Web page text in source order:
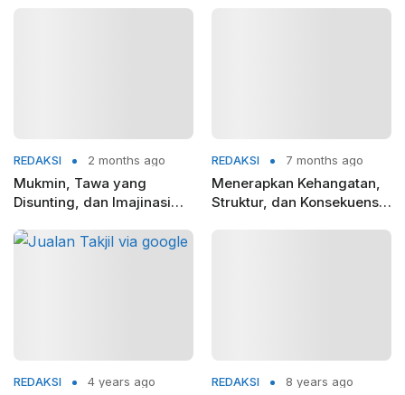
REDAKSI 2 months ago
Mukmin, Tawa yang
Disunting, dan Imajinasi
REDAKSI 7 months ago
Menerapkan Kehangatan,
Struktur, dan Konsekuensi
REDAKSI 4 years ago REDAKSI 8 years ago